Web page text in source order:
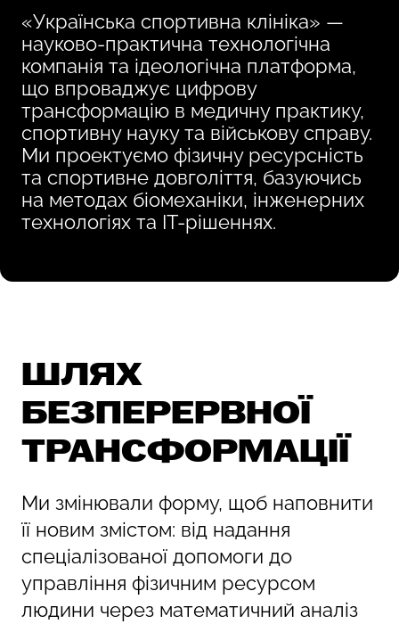
«Українська спортивна клініка» —
науково-практична технологічна
компанія та ідеологічна платформа,
що впроваджує цифрову
трансформацію в медичну практику,
спортивну науку та військову справу.
Ми проектуємо фізичну ресурсність
та спортивне довголіття, базуючись
на методах біомеханіки, інженерних
технологіях та IT-рішеннях.
ШЛЯХ
БЕЗПЕРЕРВНОЇ
ТРАНСФОРМАЦІЇ
Ми змінювали форму, щоб наповнити
її новим змістом: від надання
спеціалізованої допомоги до
управління фізичним ресурсом
людини через математичний аналіз